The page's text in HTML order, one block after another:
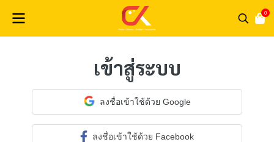
0
เข้าสู่ระบบ
ลงชื่อเข้าใช้ด้วย Google
ลงชื่อเข้าใช้ด้วย Facebook